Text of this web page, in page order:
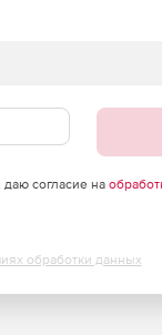
даю согласие на
обработки данных